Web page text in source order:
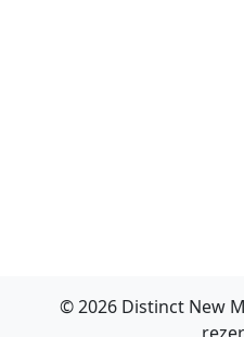
© 2026 Distinct New